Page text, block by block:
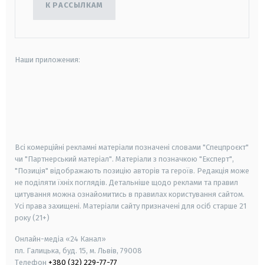
К РАССЫЛКАМ
Наши приложения:
Всі комерційні рекламні матеріали позначені словами "Спецпроєкт"
чи "Партнерський матеріал". Матеріали з позначкою "Експерт",
"Позиція" відображають позицію авторів та героїв. Редакція може
не поділяти їхніх поглядів. Детальніше щодо реклами та правил
цитування можна ознайомитись в правилах користування сайтом.
Усі права захищені. Матеріали сайту призначені для осіб старше 21
року (21+)
Онлайн-медіа «24 Канал»
пл. Галицька, буд. 15, м. Львів, 79008
Телефон +380 (32) 229-77-77